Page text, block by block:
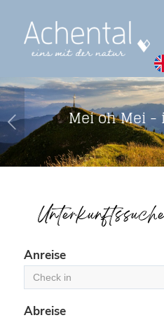
Mei oh Mei -
Anreise
Abreise